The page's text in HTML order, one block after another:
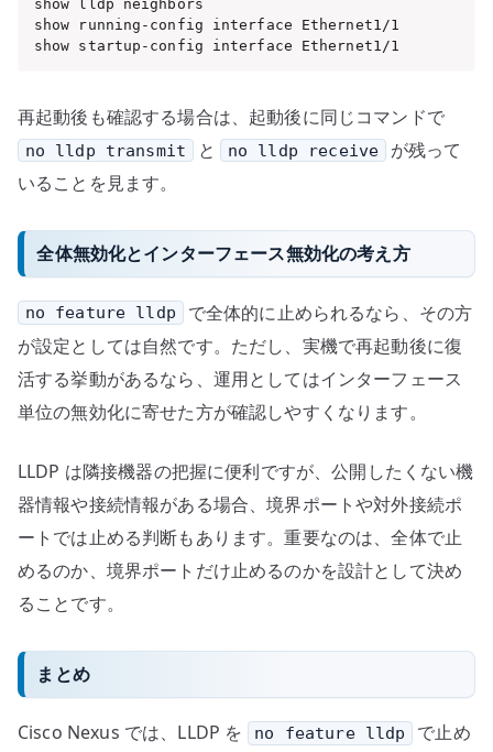
show lldp neighbors
show running-config interface Ethernet1/1
show startup-config interface Ethernet1/1
再起動後も確認する場合は、起動後に同じコマンドで
no lldp transmit と no lldp receive
が残って
いることを見ます。
全体無効化とインターフェース無効化の考え方
no feature lldp
で全体的に止められるなら、その方
が設定としては自然です。ただし、実機で再起動後に復
活する挙動があるなら、運用としてはインターフェース
単位の無効化に寄せた方が確認しやすくなります。
LLDP は隣接機器の把握に便利ですが、公開したくない機
器情報や接続情報がある場合、境界ポートや対外接続ポ
ートでは止める判断もあります。重要なのは、全体で止
めるのか、境界ポートだけ止めるのかを設計として決め
ることです。
まとめ
Cisco Nexus では、LLDP を no feature lldp
で止め